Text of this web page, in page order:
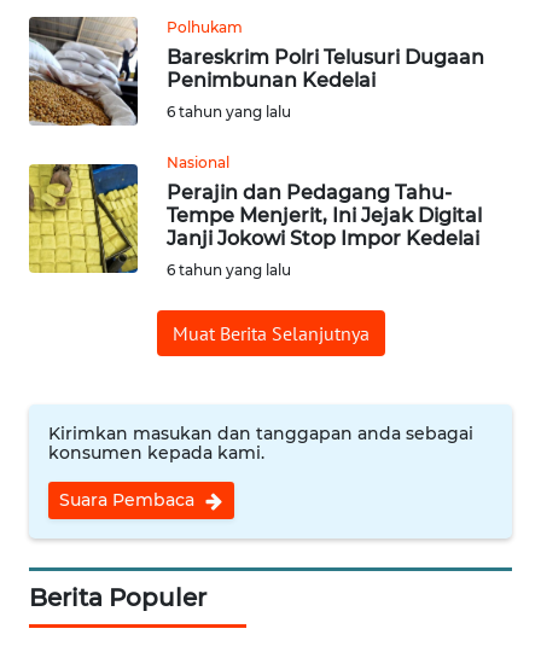
Polhukam
Bareskrim Polri Telusuri Dugaan
Penimbunan Kedelai
6 tahun yang lalu
Nasional
Perajin dan Pedagang Tahu-
Tempe Menjerit, Ini Jejak Digital
Janji Jokowi Stop Impor Kedelai
6 tahun yang lalu
Muat Berita Selanjutnya
Kirimkan masukan dan tanggapan anda sebagai
konsumen kepada kami.
Suara Pembaca
Berita Populer
Wahana
News
Regional
WN
SUMUT
WN
JAKARTA
WN
BANTEN
WN
NTT
WN
KEPRI